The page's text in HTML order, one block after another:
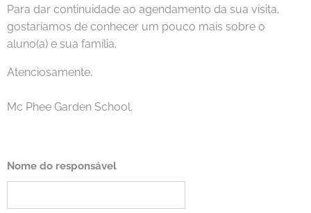
Para dar continuidade ao agendamento da sua visita,
gostaríamos de conhecer um pouco mais sobre o
aluno(a) e sua família.
Atenciosamente,
Mc Phee Garden School.
Nome do responsável